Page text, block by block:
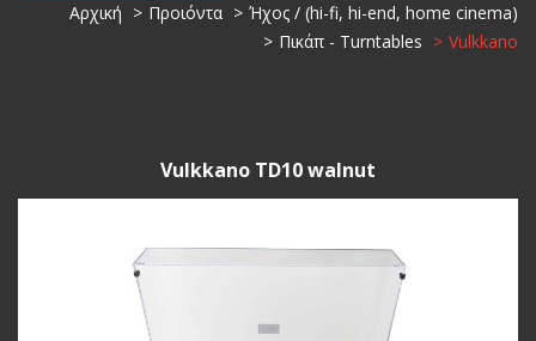
Αρχική
Προιόντα
Ήχος / (hi-fi, hi-end, home cinema)
Πικάπ - Turntables
Vulkkano
Vulkkano TD10 walnut